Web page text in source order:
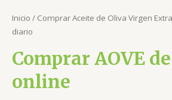
Inicio / Comprar Aceite de Oliva Virgen
diario
Comprar AOVE
online